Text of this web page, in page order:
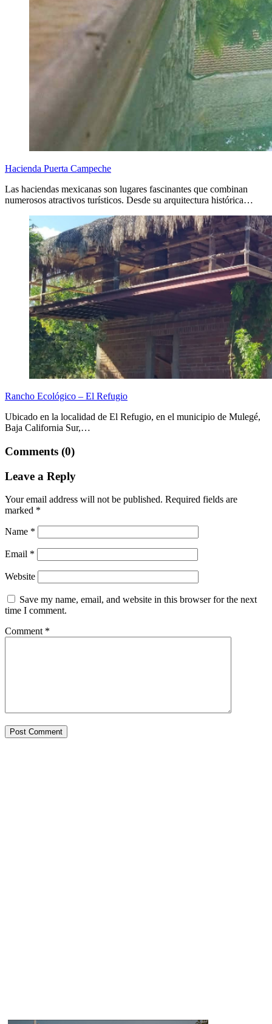
Hacienda Puerta Campeche
Las haciendas mexicanas son lugares fascinantes que combinan
numerosos atractivos turísticos. Desde su arquitectura histórica…
Rancho Ecológico – El Refugio
Ubicado en la localidad de El Refugio, en el municipio de Mulegé,
Baja California Sur,…
Comments (0)
Leave a Reply
Your email address will not be published. Required fields are
marked *
Name *
Email *
Website
Save my name, email, and website in this browser for the next
time I comment.
Comment *